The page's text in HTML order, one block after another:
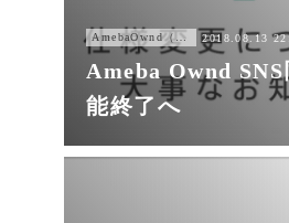
AmebaOwnd（アメーバオウンド）） 2018.08.13
Ameba Ownd
能終了へ